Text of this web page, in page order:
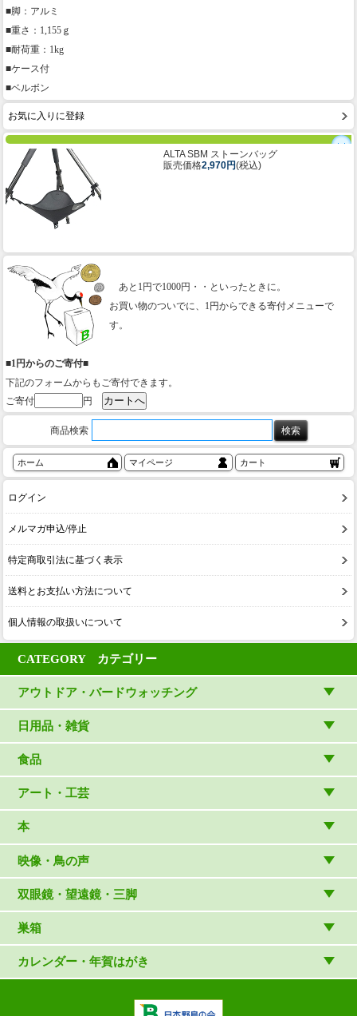
■脚：アルミ
■重さ：1,155ｇ
■耐荷重：1kg
■ケース付
■ベルボン
お気に入りに登録
ALTA SBM ストーンバッグ
販売価格2,970円(税込)
あと1円で1000円・・といったときに。
お買い物のついでに、1円からできる寄付メニューで
す。
■1円からのご寄付■
下記のフォームからもご寄付できます。
ご寄付
円
商品検索
ホーム マイページ カート
ログイン
メルマガ申込/停止
特定商取引法に基づく表示
送料とお支払い方法について
個人情報の取扱いについて
CATEGORY カテゴリー
アウトドア・バードウォッチング
アウトドアウェア
アウトドア雑貨
バードウォッチング用品
日用品・雑貨
リビング・キッチン・ファッション
ゲーム・ホビー・文具
食品
食品
アート・工芸
雑貨（村上康成）
マスコット・ブローチほか
本
図鑑
読み物
写真集・ガイドブック・絵本
日本野鳥の会連携団体の出版物
論文集（ストリクス）
映像・鳥の声
CD
DVD・ブルーレイ・ビデオ
鳴き声タッチペンなど
双眼鏡・望遠鏡・三脚
スターターセット
双眼鏡
巣箱
巣箱など
カレンダー・年賀はがき